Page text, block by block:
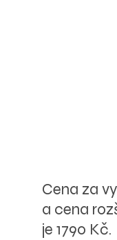
Cena za
a cena
je 1790 Kč.